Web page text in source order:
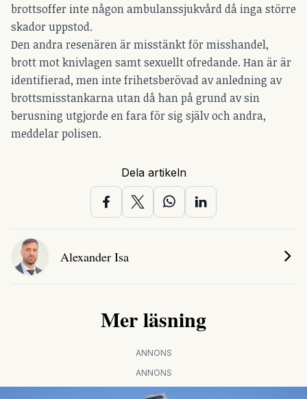
brottsoffer inte någon ambulanssjukvård då inga större
skador uppstod.
Den andra resenären är misstänkt för misshandel,
brott mot knivlagen samt sexuellt ofredande. Han är är
identifierad, men inte frihetsberövad av anledning av
brottsmisstankarna utan då han på grund av sin
berusning utgjorde en fara för sig själv och andra,
meddelar polisen.
Dela artikeln
Alexander Isa
Mer läsning
ANNONS
ANNONS